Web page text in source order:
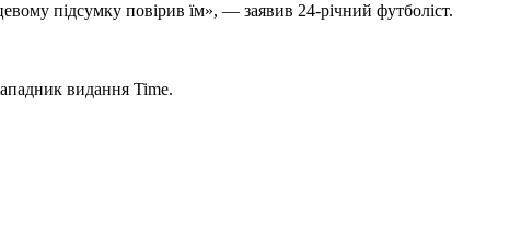
підсумку повірив їм», — заявив 24-річний футболіст.
видання Time.